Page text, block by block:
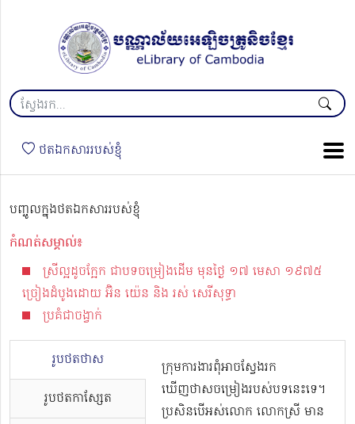
ថតឯកសាររបស់ខ្ញុំ
បញ្ចូលក្នុងថតឯកសាររបស់ខ្ញុំ
កំណត់សម្គាល់៖
ស្រីល្អដូចក្អែក ជាបទចម្រៀងដើម មុនថ្ងៃ ១៧ មេសា ១៩៧៥
ច្រៀងដំបូងដោយ អ៊ិន យ៉េន និង រស់ សេរីសុទ្ធា
ប្រគំជាចង្វាក់
រូបថតថាស
រូបថតកាសែ្សត
ក្រុមការងារពុំអាចស្វែងរក
ឃើញថាសចម្រៀងរបស់បទនេះទេ។
ប្រសិនបើអស់លោក លោកស្រី មាន